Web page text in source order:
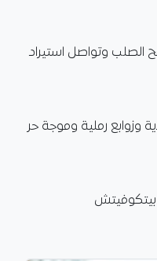
الصلب وتواصل استيراد
رملية وموجة حر
بيتكوفيتش